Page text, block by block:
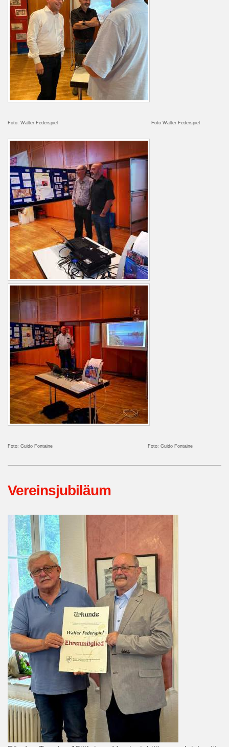
Foto: Walter Federspiel Foto Walter Federspiel
Foto: Guido Fontaine Foto: Guido Fontaine
Vereinsjubiläum